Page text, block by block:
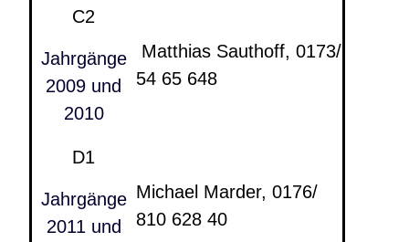
C2
Jahrgänge
2009 und
2010
Matthias Sauthoff, 0173/
54 65 648
D1
Jahrgänge
2011 und
Michael Marder, 0176/
810 628 40